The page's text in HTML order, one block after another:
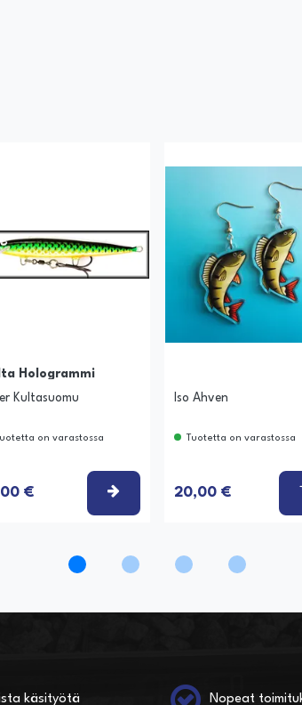
Hologrammi
Kultasuomu
on varastossa
€ VALITSE VAIHTOEHTO
Iso Ahven
Tuotetta on varastossa
20,00 €
käsityötä Nopeat